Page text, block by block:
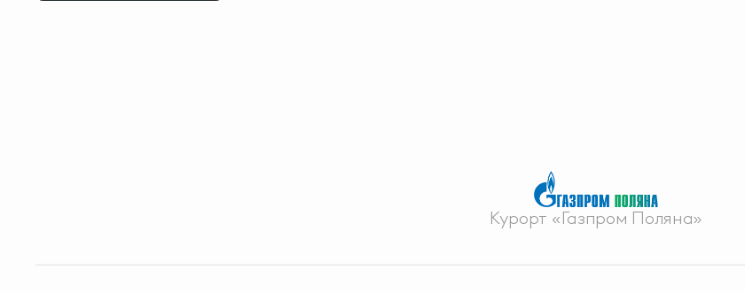
Курорт «Газпром Поляна»